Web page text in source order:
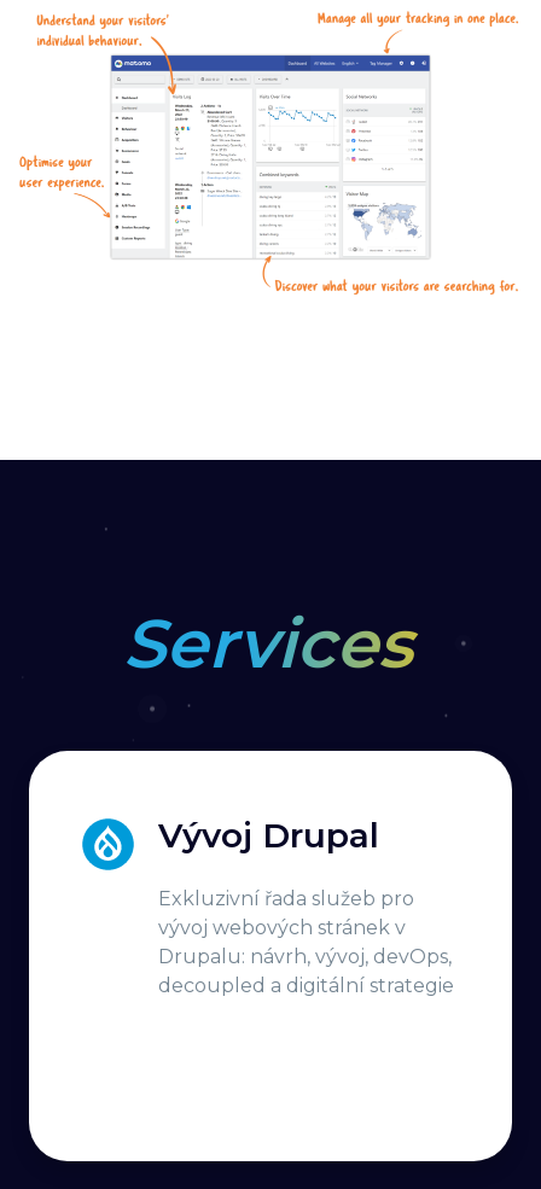
Services
Vývoj Drupal
Exkluzivní řada služeb pro
vývoj webových stránek v
Drupalu: návrh, vývoj, devOps,
decoupled a digitální strategie